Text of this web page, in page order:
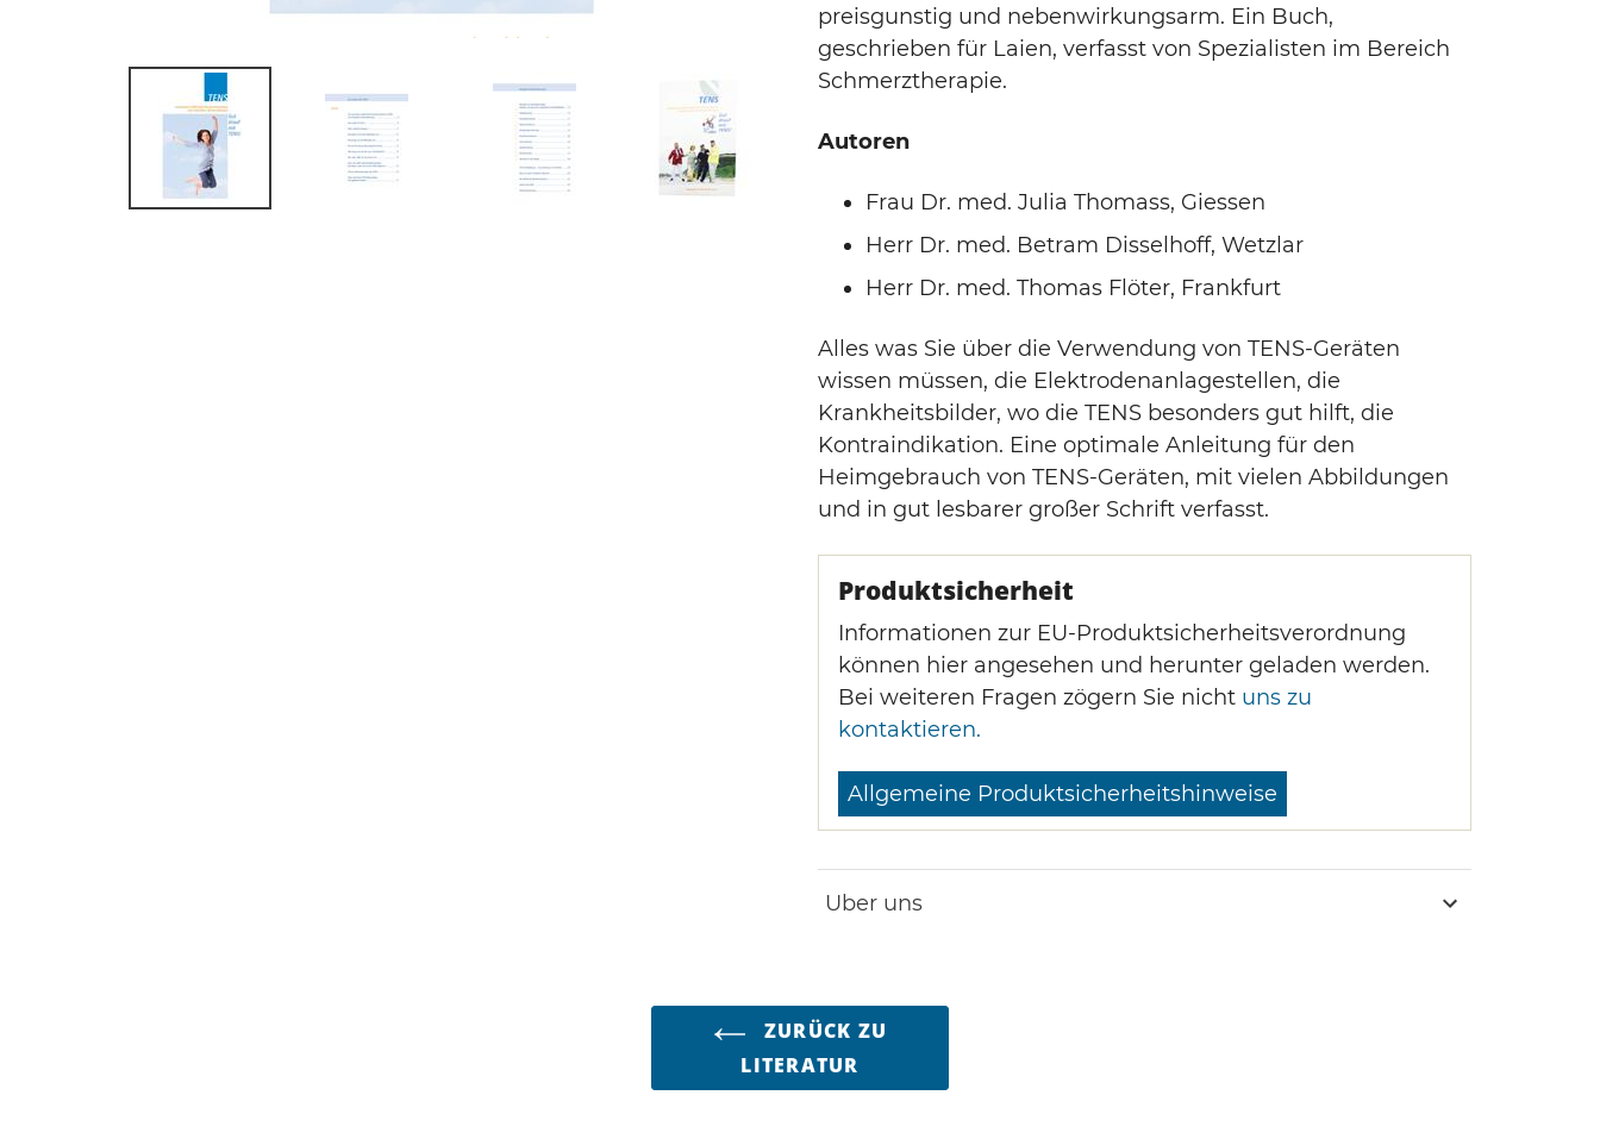
preisgunstig und nebenwirkungsarm. Ein Buch,
geschrieben für Laien, verfasst von Spezialisten im Bereich
Schmerztherapie.
Autoren
Frau Dr. med. Julia Thomass, Giessen
Herr Dr. med. Betram Disselhoff, Wetzlar
Herr Dr. med. Thomas Flöter, Frankfurt
Alles was Sie über die Verwendung von TENS-Geräten
wissen müssen, die Elektrodenanlagestellen, die
Krankheitsbilder, wo die TENS besonders gut hilft, die
Kontraindikation. Eine optimale Anleitung für den
Heimgebrauch von TENS-Geräten, mit vielen Abbildungen
und in gut lesbarer großer Schrift verfasst.
Produktsicherheit
Informationen zur EU-Produktsicherheitsverordnung
können hier angesehen und herunter geladen werden.
Bei weiteren Fragen zögern Sie nicht uns zu
kontaktieren.
Allgemeine Produktsicherheitshinweise
Uber uns
ZURÜCK ZU
LITERATUR